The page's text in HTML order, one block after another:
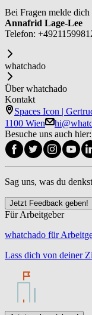
Bei Fragen melde
Annafrid Lage-Lee
Telefon:
whatchado
Über whatchado
Kontakt
Spaces Icon |
1100 Wien
Besuche uns auch hier:
Sag uns, was du
Jetzt Feedback geben!
Für Arbeitgeber
whatchado für
Lass dich von deiner